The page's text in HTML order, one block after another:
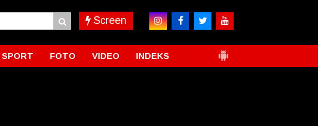
Screen
SPORT FOTO VIDEO INDEKS